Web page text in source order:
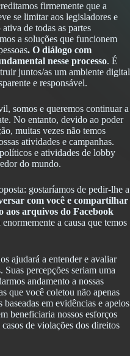
firmemente que a
se limitar aos legisladores e
de todas as partes
a soluções que funcionem
. O diálogo com
nesse processo. É
juntos/as um ambiente digital
e responsável.
somos e queremos continuar a
No entanto, devido ao poder
muitas vezes não temos
atividades e campanhas.
e atividades de lobby
do mundo.
gostaríamos de pedir-lhe a
com você e compartilhar
aos arquivos do Facebook
a causa que temos
ajudará a entender e avaliar
percepções seriam uma
andamento a nossas
que você coletou não apenas
em evidências e apelos
beneficiaria nossos esforços
de violações dos direitos